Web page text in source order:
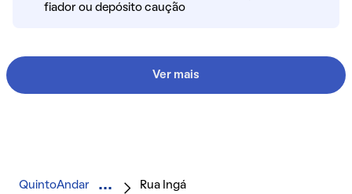
fiador ou depósito caução
Ver mais
QuintoAndar Rua Ingá